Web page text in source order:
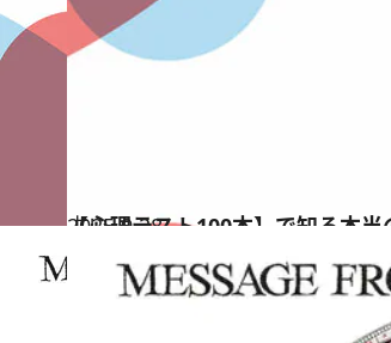
2025.9.28
【心理テスト100本】で知る本
占い